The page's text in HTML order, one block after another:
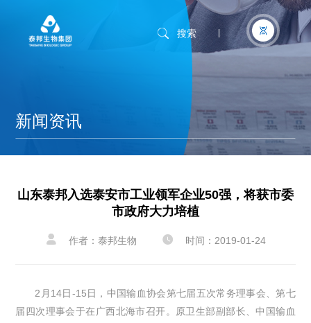
搜索
新闻资讯
山东泰邦入选泰安市工业领军企业50强，将获市委
市政府大力培植
 作者：泰邦生物  时间：2019-01-24
2月14日-15日，中国输血协会第七届五次常务理事会、第七
届四次理事会于在广西北海市召开。原卫生部副部长、中国输血